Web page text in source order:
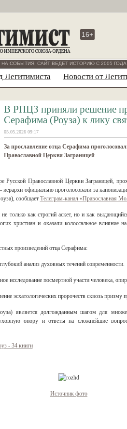
16+
СОБЫТИЯ. САЙТ ВЕДЁТ ИСТОРИЮ С 2005 ГОДА
Легитимиста Новости от
В РПЦЗ приняли решение
Серафима (Роуза) к лику
05.05.2026 09:17
За прославление отца Серафима
Православной Церкви Заграницей
Русской Православной Церкви Заграницей,
официально проголосовали за
сообщает Телеграм-канал «Православная
только как строгий аскет, но и как
христиан и оказали колоссальное влияние
произведений отца Серафима:
анализ духовных течений современности.
исследование посмертной участи человека,
эсхатологических пророчеств сквозь призму
является долгожданным шагом для
опору и ответы на сложнейшие
- 34 книги
Источник фото